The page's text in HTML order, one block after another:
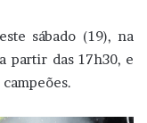
sábado (19), na
partir das 17h30, e